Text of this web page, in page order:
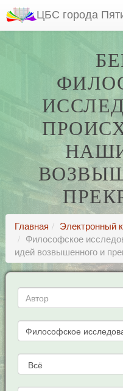
ЦБС города
Главная
Электронный
Философское
идей возвышенного и